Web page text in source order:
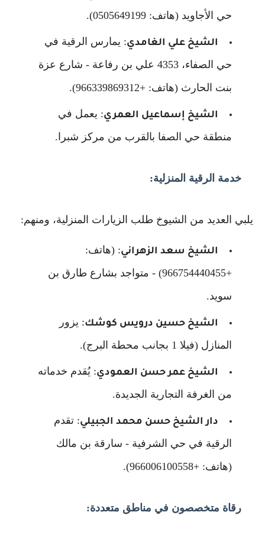
حي الأجاويد (هاتف: 0505649199).
الشيخ علي الغامدي: يمارس الرقية في
حي الصفاء، 4353 علي بن رفاعة - شارع عزة
بنت الحارث (هاتف: +966339869312).
الشيخ إسماعيل العمري: يعمل في
منطقة حي الصفا بالقرب من مركز شبرا.
خدمة الرقية المنزلية:
يلبي العديد من الشيوخ طلب الزيارات المنزلية، ومنهم:
الشيخ سعد الزهراني: (هاتف:
+966754440455) - متواجد بشارع طارق بن
سويد.
الشيخ حسين درويس كوشك: يزور
المنازل (فيلا 1 بجانب محطة البرج).
الشيخ عمر حسن العمودي: يُقدم خدماته
من الغرفة التجارية الجديدة.
دار الشيخ حسن محمد الجبيلي: تقدم
الرقية في حي الشرفية - سارقة بن مالك
(هاتف: +966006100558).
رقاة متخصصون في مناطق متعددة: